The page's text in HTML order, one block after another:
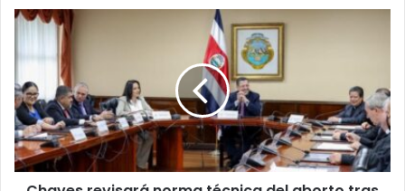
Chaves
del
aborto
tras
reunión
con
obispos